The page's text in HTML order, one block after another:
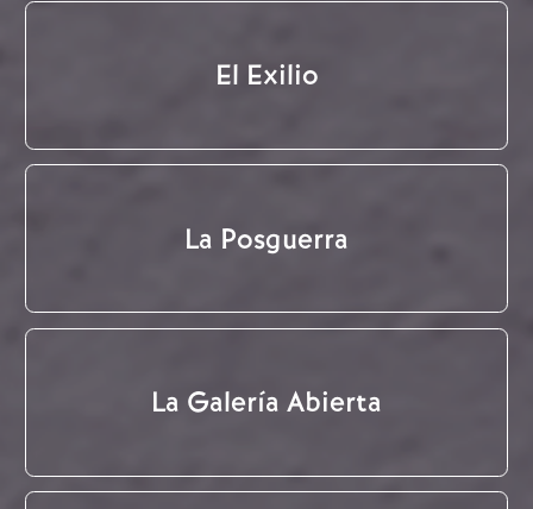
El Exilio
La Posguerra
La Galería Abierta